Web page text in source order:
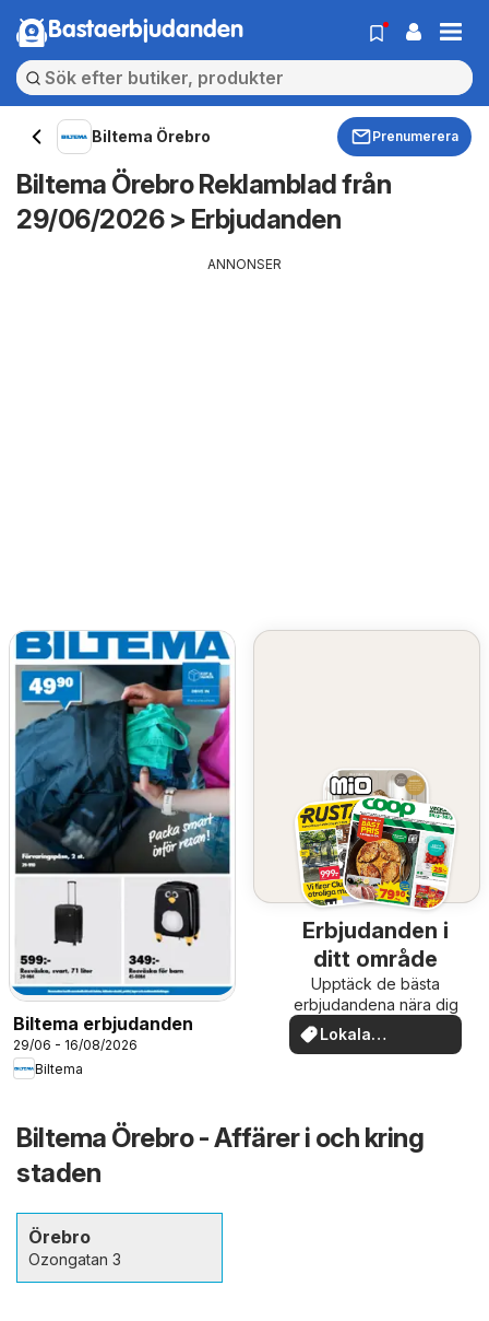
Bastaerbjudanden
Biltema Örebro Prenumerera
Biltema Örebro Reklamblad från
29/06/2026 > Erbjudanden
ANNONSER
Biltema erbjudanden
29/06 - 16/08/2026
Biltema
Erbjudanden i
ditt område
Upptäck de bästa
erbjudandena nära dig
Lokala
erbjudanden
Biltema Örebro - Affärer i och kring
staden
Örebro
Ozongatan 3